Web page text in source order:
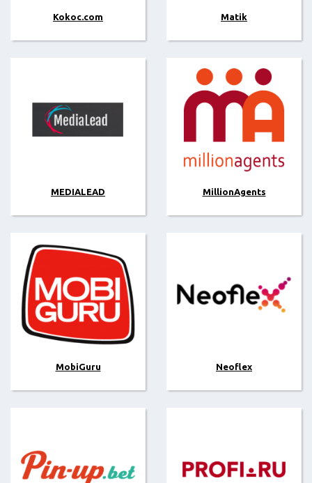
Kokoc.com Matik
MEDIALEAD MillionAgents
MobiGuru Neoflex